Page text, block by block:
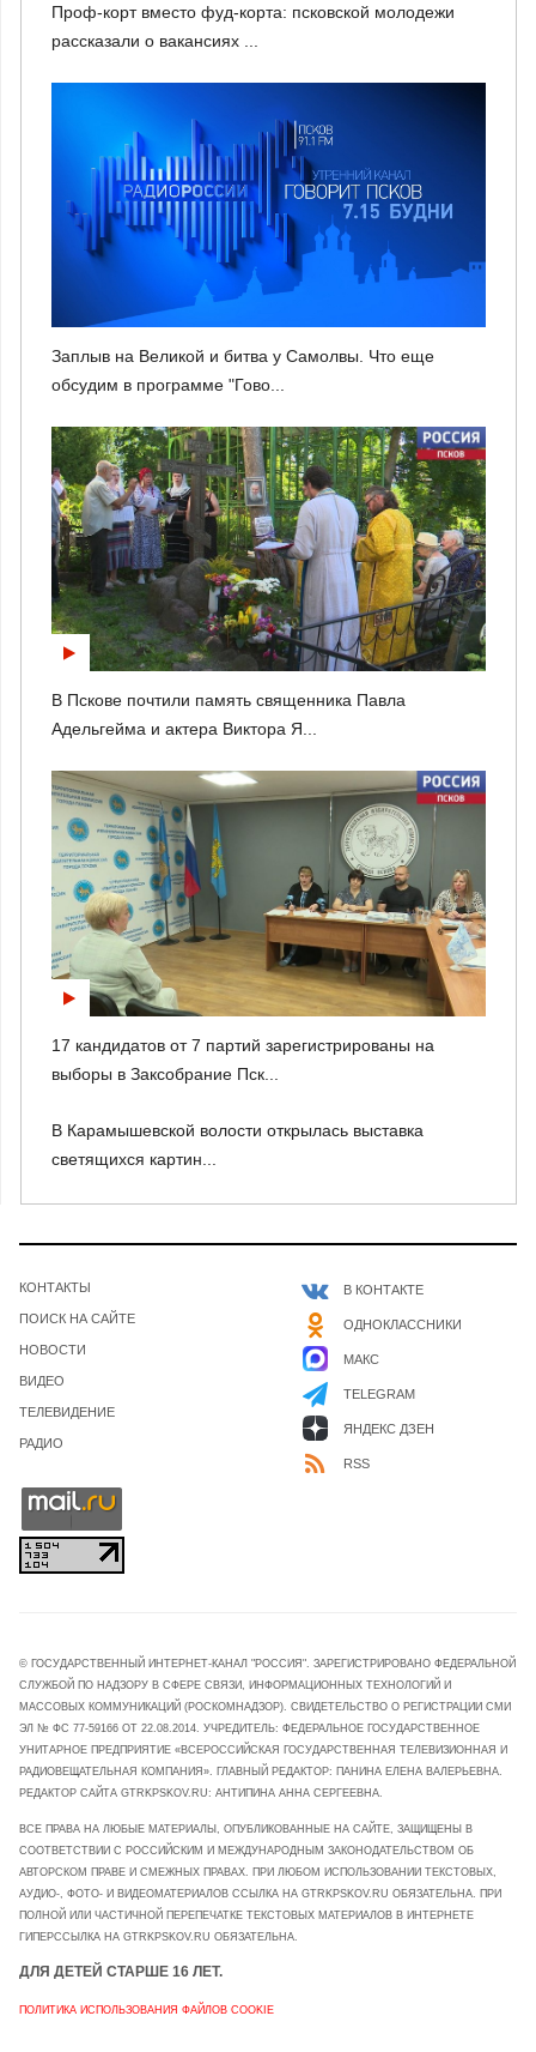
Проф-корт вместо фуд-корта: псковской молодежи
рассказали о вакансиях ...
Заплыв на Великой и битва у Самолвы. Что еще
обсудим в программе "Гово...
В Пскове почтили память священника Павла
Адельгейма и актера Виктора Я...
17 кандидатов от 7 партий зарегистрированы на
выборы в Заксобрание Пск...
В Карамышевской волости открылась выставка
светящихся картин...
КОНТАКТЫ
ПОИСК НА САЙТЕ
НОВОСТИ
ВИДЕО
ТЕЛЕВИДЕНИЕ
РАДИО
В КОНТАКТЕ
ОДНОКЛАССНИКИ
МАКС
TELEGRAM
ЯНДЕКС ДЗЕН
RSS
© ГОСУДАРСТВЕННЫЙ ИНТЕРНЕТ-КАНАЛ "РОССИЯ". ЗАРЕГИСТРИРОВАНО ФЕДЕРАЛЬНОЙ
СЛУЖБОЙ ПО НАДЗОРУ В СФЕРЕ СВЯЗИ, ИНФОРМАЦИОННЫХ ТЕХНОЛОГИЙ И
МАССОВЫХ КОММУНИКАЦИЙ (РОСКОМНАДЗОР). СВИДЕТЕЛЬСТВО О РЕГИСТРАЦИИ СМИ
ЭЛ № ФС 77-59166 ОТ 22.08.2014. УЧРЕДИТЕЛЬ: ФЕДЕРАЛЬНОЕ ГОСУДАРСТВЕННОЕ
УНИТАРНОЕ ПРЕДПРИЯТИЕ «ВСЕРОССИЙСКАЯ ГОСУДАРСТВЕННАЯ ТЕЛЕВИЗИОННАЯ И
РАДИОВЕЩАТЕЛЬНАЯ КОМПАНИЯ». ГЛАВНЫЙ РЕДАКТОР: ПАНИНА ЕЛЕНА ВАЛЕРЬЕВНА.
РЕДАКТОР САЙТА GTRKPSKOV.RU: АНТИПИНА АННА СЕРГЕЕВНА.
ВСЕ ПРАВА НА ЛЮБЫЕ МАТЕРИАЛЫ, ОПУБЛИКОВАННЫЕ НА САЙТЕ, ЗАЩИЩЕНЫ В
СООТВЕТСТВИИ С РОССИЙСКИМ И МЕЖДУНАРОДНЫМ ЗАКОНОДАТЕЛЬСТВОМ ОБ
АВТОРСКОМ ПРАВЕ И СМЕЖНЫХ ПРАВАХ. ПРИ ЛЮБОМ ИСПОЛЬЗОВАНИИ ТЕКСТОВЫХ,
АУДИО-, ФОТО- И ВИДЕОМАТЕРИАЛОВ ССЫЛКА НА GTRKPSKOV.RU ОБЯЗАТЕЛЬНА. ПРИ
ПОЛНОЙ ИЛИ ЧАСТИЧНОЙ ПЕРЕПЕЧАТКЕ ТЕКСТОВЫХ МАТЕРИАЛОВ В ИНТЕРНЕТЕ
ГИПЕРССЫЛКА НА GTRKPSKOV.RU ОБЯЗАТЕЛЬНА.
ДЛЯ ДЕТЕЙ СТАРШЕ 16 ЛЕТ.
ПОЛИТИКА ИСПОЛЬЗОВАНИЯ ФАЙЛОВ COOKIE